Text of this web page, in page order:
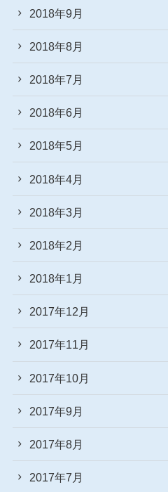
2018年9月
2018年8月
2018年7月
2018年6月
2018年5月
2018年4月
2018年3月
2018年2月
2018年1月
2017年12月
2017年11月
2017年10月
2017年9月
2017年8月
2017年7月